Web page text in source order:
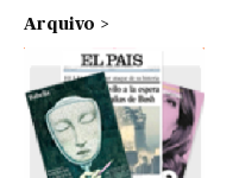
Arquivo